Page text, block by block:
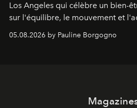
Los Angeles qui célèbre un bien-
sur l'équilibre, le mouvement et
05.08.2026 by Pauline Borgogno